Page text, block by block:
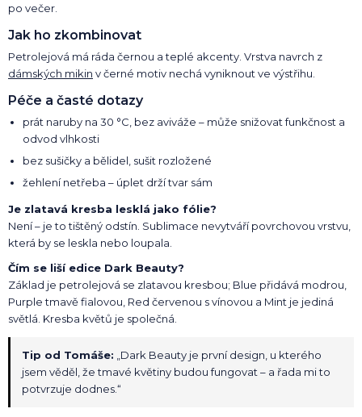
po večer.
Jak ho zkombinovat
Petrolejová má ráda černou a teplé akcenty. Vrstva navrch z
dámských mikin v černé motiv nechá vyniknout ve výstřihu.
Péče a časté dotazy
prát naruby na 30 °C, bez aviváže – může snižovat funkčnost a
odvod vlhkosti
bez sušičky a bělidel, sušit rozložené
žehlení netřeba – úplet drží tvar sám
Je zlatavá kresba lesklá jako fólie?
Není – je to tištěný odstín. Sublimace nevytváří povrchovou vrstvu,
která by se leskla nebo loupala.
Čím se liší edice Dark Beauty?
Základ je petrolejová se zlatavou kresbou; Blue přidává modrou,
Purple tmavě fialovou, Red červenou s vínovou a Mint je jediná
světlá. Kresba květů je společná.
Tip od Tomáše: „Dark Beauty je první design, u kterého
jsem věděl, že tmavé květiny budou fungovat – a řada mi to
potvrzuje dodnes.“